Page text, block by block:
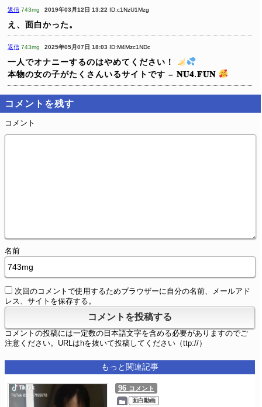
返信 743mg 2019年03月12日 13:22 ID:c1NzU1Mzg
え、面白かった。
返信 743mg 2025年05月07日 18:03 ID:M4Mzc1NDc
一人でオナニーするのはやめてください！
本物の女の子がたくさんいるサイトです – 𝐍𝐔𝟒.𝐅𝐔𝐍
コメントを残す
コメント
名前
次回のコメントで使用するためブラウザーに自分の名前、メールアド
レス、サイトを保存する。
コメントの投稿には一定数の日本語文字を含める必要がありますのでご
注意ください。URLはhを抜いて投稿してください（ttp://）
もっと関連記事
96 コメント
面白動画